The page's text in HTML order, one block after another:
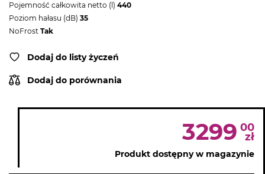
Pojemność całkowita netto (l) 440
Poziom hałasu (dB) 35
NoFrost Tak
Dodaj do listy życzeń
Dodaj do porównania
3299 00
zł
Produkt dostępny w magazynie